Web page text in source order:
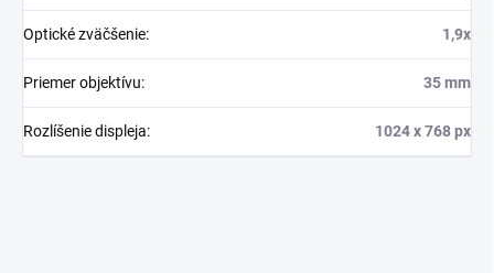
Optické zväčšenie: 1,9x
Priemer objektívu: 35 mm
Rozlíšenie displeja: 1024 x 768 px